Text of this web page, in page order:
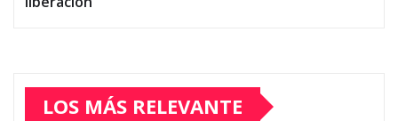
LOS MÁS RELEVANTE